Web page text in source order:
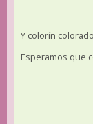
Y colorín
Esperamos que